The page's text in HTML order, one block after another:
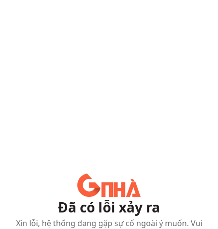
Đã có lỗi xảy ra
Xin lỗi, hệ thống đang gặp sự cố ngoài ý muốn. Vui